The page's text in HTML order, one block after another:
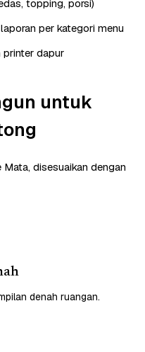
topping, porsi)
per kategori menu
printer dapur
untuk
disesuaikan dengan
denah ruangan.